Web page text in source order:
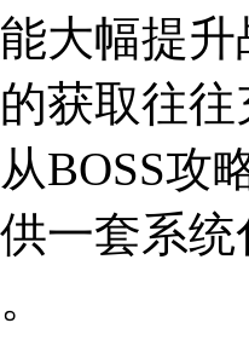
大幅提
获取往
BOSS攻
一套系